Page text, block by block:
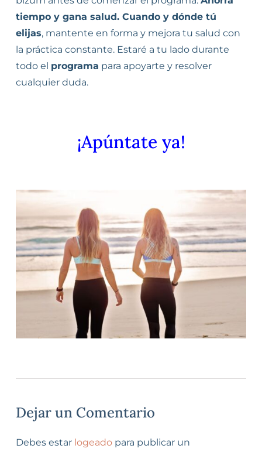
tiempo y gana salud.Cuando y dónde tú
elijas, mantente en forma y mejora tu salud con
la práctica constante. Estaré a tu lado durante
todo el programa para apoyarte y resolver
cualquier duda.
¡Apúntate ya!
Dejar un Comentario
Debes estar logeado para publicar un